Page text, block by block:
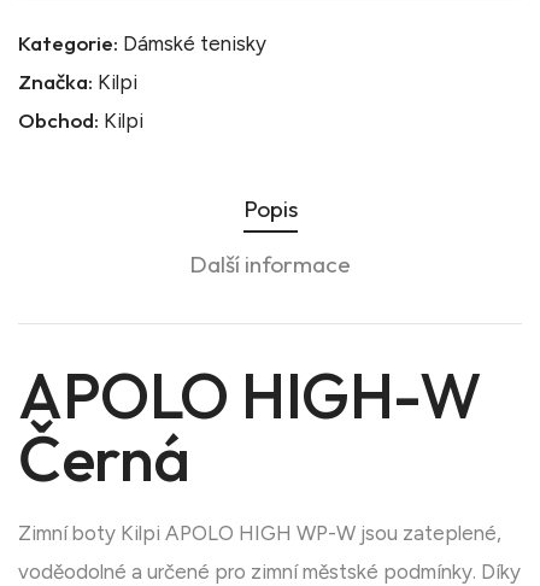
Kategorie: Dámské tenisky
Značka: Kilpi
Obchod: Kilpi
Popis
Další informace
APOLO HIGH-W
Černá
Zimní boty Kilpi APOLO HIGH WP-W jsou zateplené,
voděodolné a určené pro zimní městské podmínky. Díky